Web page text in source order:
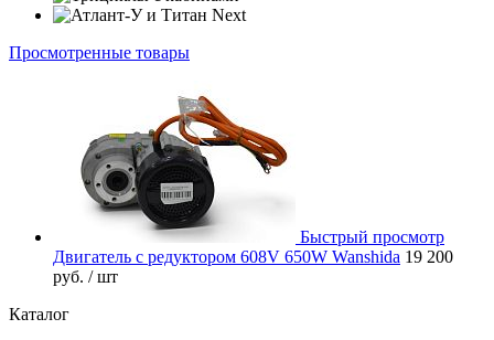
Просмотренные товары
Быстрый просмотр
Двигатель с редуктором 608V 650W Wanshida 19 200
руб. / шт
Каталог